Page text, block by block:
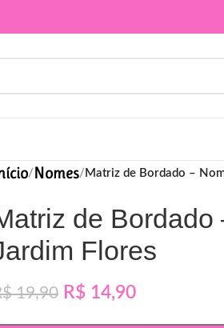
/ Nomes/ Matriz de Bordado –
de
Flores
19,90 R$14,90